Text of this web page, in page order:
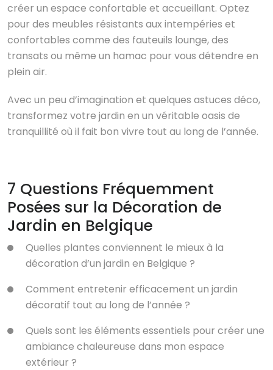
créer un espace confortable et accueillant. Optez
pour des meubles résistants aux intempéries et
confortables comme des fauteuils lounge, des
transats ou même un hamac pour vous détendre en
plein air.
Avec un peu d’imagination et quelques astuces déco,
transformez votre jardin en un véritable oasis de
tranquillité où il fait bon vivre tout au long de l’année.
7 Questions Fréquemment
Posées sur la Décoration de
Jardin en Belgique
Quelles plantes conviennent le mieux à la
décoration d’un jardin en Belgique ?
Comment entretenir efficacement un jardin
décoratif tout au long de l’année ?
Quels sont les éléments essentiels pour créer une
ambiance chaleureuse dans mon espace
extérieur ?